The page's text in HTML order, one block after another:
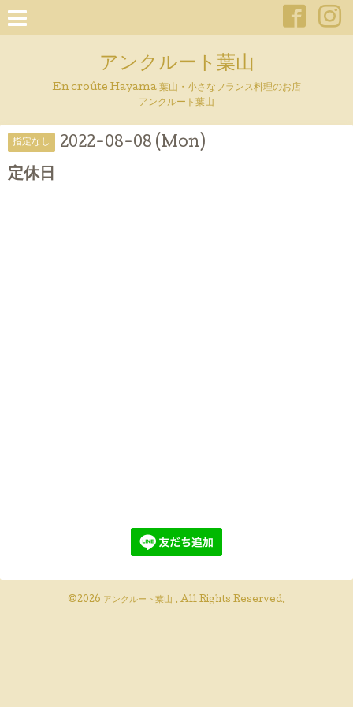
アンクルート葉山
En croûte Hayama 葉山・小さなフランス料理のお店
アンクルート葉山
指定なし 2022-08-08 (Mon)
定休日
©2026 アンクルート葉山 . All Rights Reserved.